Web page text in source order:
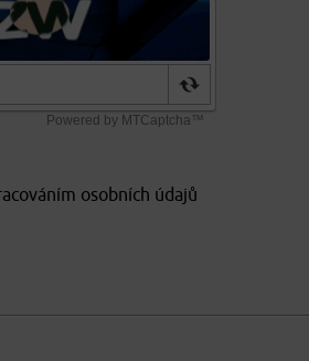
osobních údajů